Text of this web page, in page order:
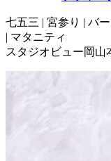
七五三 | 宮参り | バ
| マタニティ
スタジオビュー岡山